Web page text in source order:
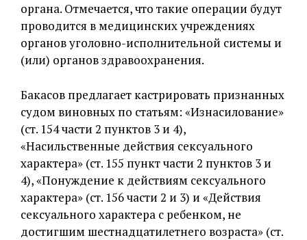
органа. Отмечается, что такие операции будут
проводится в медицинских учреждениях
органов уголовно-исполнительной системы и
(или) органов здравоохранения.
Бакасов предлагает кастрировать признанных
судом виновных по статьям: «Изнасилование»
(ст. 154 части 2 пунктов 3 и 4),
«Насильственные действия сексуального
характера» (ст. 155 пункт части 2 пунктов 3 и
4), «Понуждение к действиям сексуального
характера» (ст. 156 части 2 и 3) и «Действия
сексуального характера с ребенком, не
достигшим шестнадцатилетнего возраста» (ст.